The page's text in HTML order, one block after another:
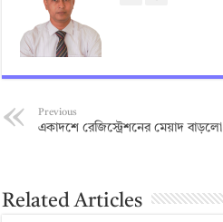
Previous
একাদশে রেজিস্ট্রেশনের মেয়াদ বাড়লো
Related Articles